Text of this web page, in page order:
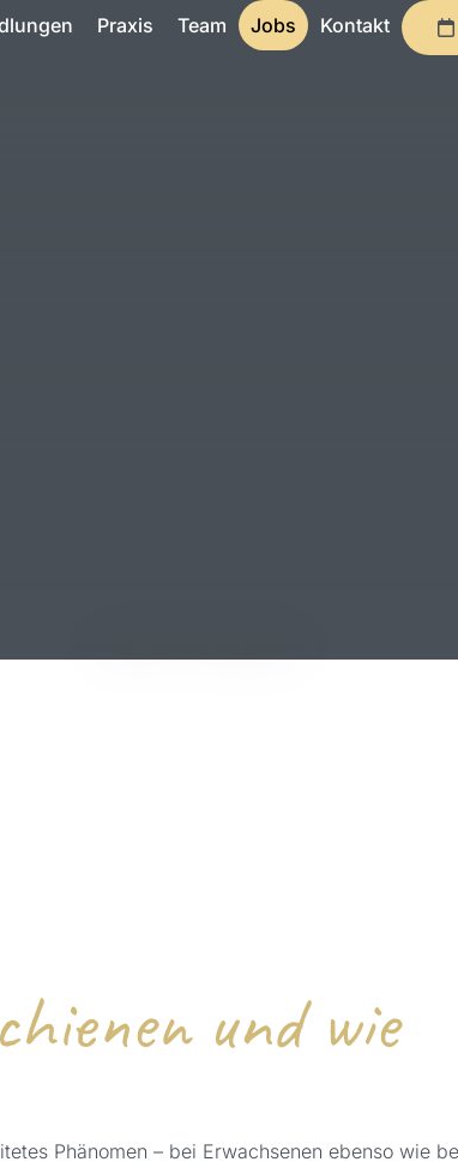
Praxis Team Jobs Kontakt
und wie
Phänomen – bei Erwachsenen ebenso wie